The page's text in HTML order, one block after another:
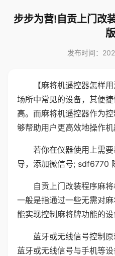
步步为营!自贡上门改
发布时间：
【麻将机遥控器怎样
场所中常见的设备，其便
高。而麻将机遥控器作为
够帮助用户更高效地操作机
若你在仪器使用上需
导，添加微信号; sdf6770
自贡上门改装程序麻
一般是指通过一些无需对
能实现控制麻将牌功能的设
蓝牙或无线信号控制
蓝牙或无线信号与手机等